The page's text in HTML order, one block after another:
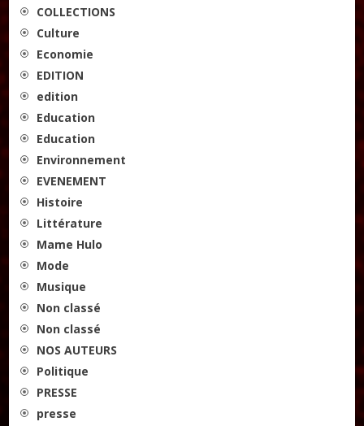
COLLECTIONS
Culture
Economie
EDITION
edition
Education
Education
Environnement
EVENEMENT
Histoire
Littérature
Mame Hulo
Mode
Musique
Non classé
Non classé
NOS AUTEURS
Politique
PRESSE
presse